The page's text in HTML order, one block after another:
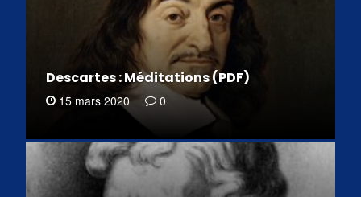
Descartes : Méditations (PDF)
15 mars 2020 0